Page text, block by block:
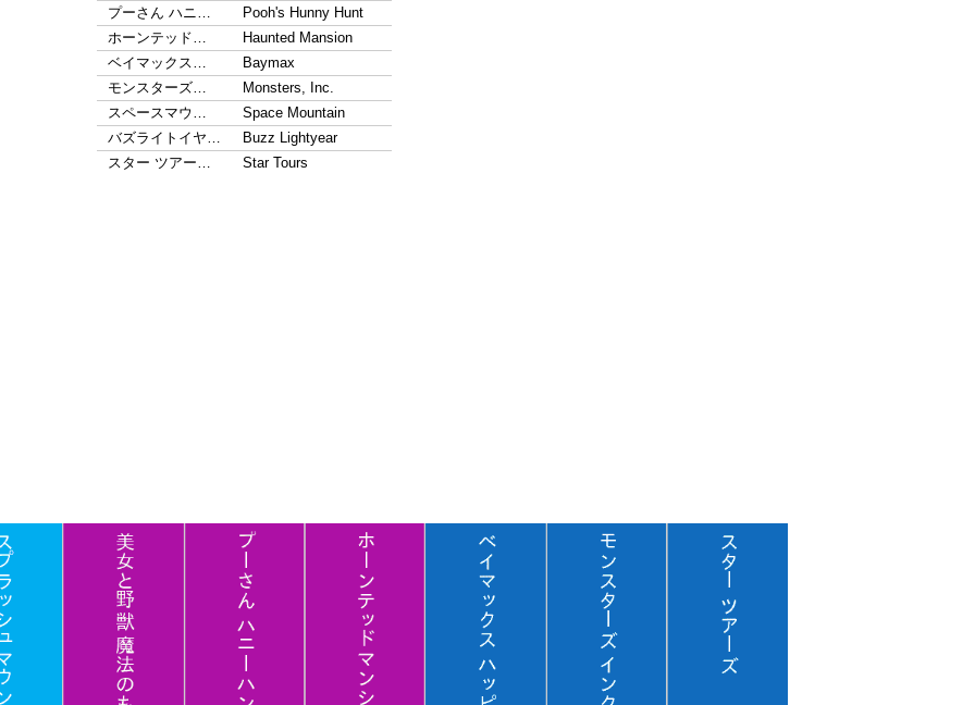
プーさん ハニ…
Pooh's Hunny Hunt
ホーンテッド…
Haunted Mansion
ベイマックス…
Baymax
モンスターズ…
Monsters, Inc.
スペースマウ…
Space Mountain
バズライトイヤ…
Buzz Lightyear
スター ツアー…
Star Tours